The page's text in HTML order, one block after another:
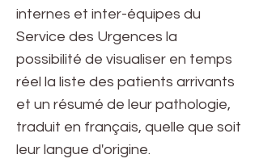
internes et inter-équipes du
Service des Urgences la
possibilité de visualiser en temps
réel la liste des patients arrivants
et un résumé de leur pathologie,
traduit en français, quelle que soit
leur langue d'origine.